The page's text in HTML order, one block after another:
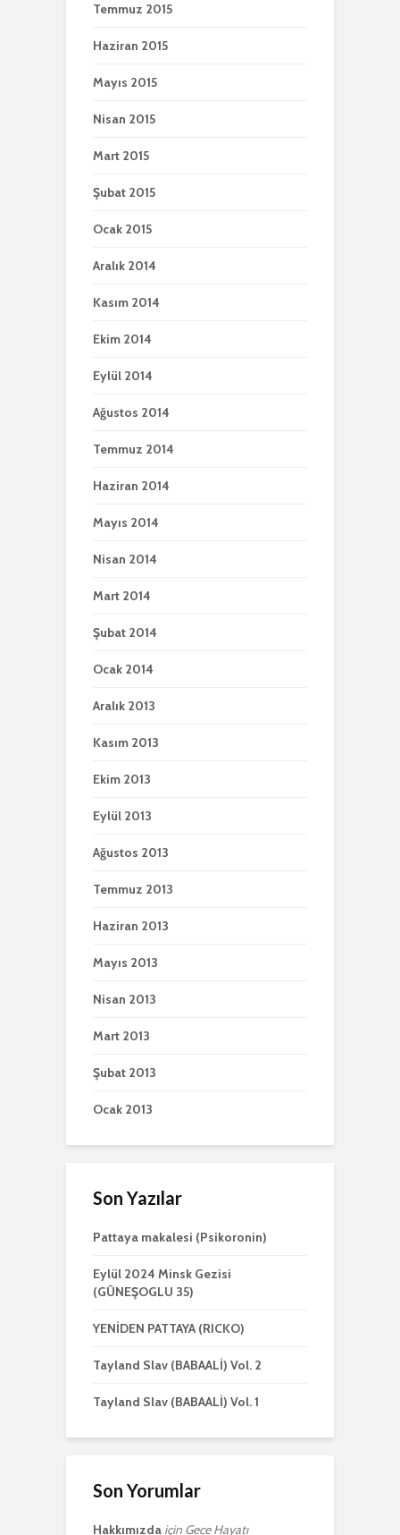
Temmuz 2015
Haziran 2015
Mayıs 2015
Nisan 2015
Mart 2015
Şubat 2015
Ocak 2015
Aralık 2014
Kasım 2014
Ekim 2014
Eylül 2014
Ağustos 2014
Temmuz 2014
Haziran 2014
Mayıs 2014
Nisan 2014
Mart 2014
Şubat 2014
Ocak 2014
Aralık 2013
Kasım 2013
Ekim 2013
Eylül 2013
Ağustos 2013
Temmuz 2013
Haziran 2013
Mayıs 2013
Nisan 2013
Mart 2013
Şubat 2013
Ocak 2013
Son Yazılar
Pattaya makalesi (Psikoronin)
Eylül 2024 Minsk Gezisi
(GÜNEŞOGLU 35)
YENİDEN PATTAYA (RICKO)
Tayland Slav (BABAALİ) Vol. 2
Tayland Slav (BABAALİ) Vol. 1
Son Yorumlar
Hakkımızda için Gece Hayatı